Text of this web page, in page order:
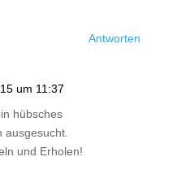
Antworten
um 11:37
hübsches
ausgesucht.
und Erholen!